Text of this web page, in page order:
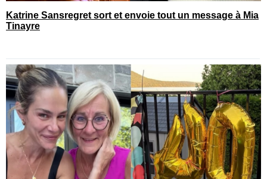
Katrine Sansregret sort et envoie tout un message à Mia
Tinayre